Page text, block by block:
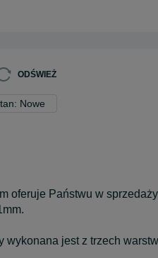
ODŚWIEŻ
Nowe
oferuje Państwu w
wykonana jest z trzech